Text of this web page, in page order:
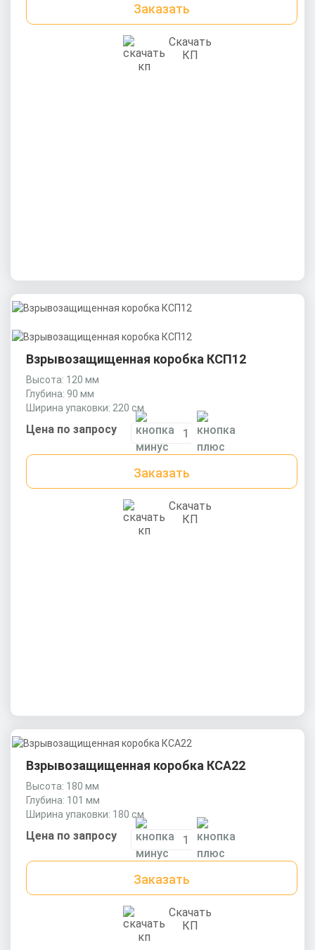
Заказать
Скачать
КП
Взрывозащищенная коробка КСП12
Высота: 120 мм
Глубина: 90 мм
Ширина упаковки: 220 см
Цена по запросу
Заказать
Скачать
КП
Взрывозащищенная коробка КСА22
Высота: 180 мм
Глубина: 101 мм
Ширина упаковки: 180 см
Цена по запросу
Заказать
Скачать
КП